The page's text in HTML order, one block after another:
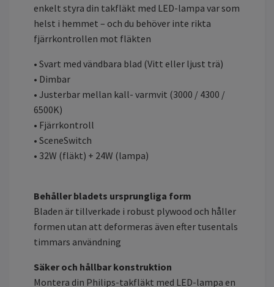
enkelt styra din takfläkt med LED-lampa var som
helst i hemmet – och du behöver inte rikta
fjärrkontrollen mot fläkten
• Svart med vändbara blad (Vitt eller ljust trä)
• Dimbar
• Justerbar mellan kall- varmvit (3000 / 4300 /
6500K)
• Fjärrkontroll
• SceneSwitch
• 32W (fläkt) + 24W (lampa)
Behåller bladets ursprungliga form
Bladen är tillverkade i robust plywood och håller
formen utan att deformeras även efter tusentals
timmars användning
Säker och hållbar konstruktion
Montera din Philips-takfläkt med LED-lampa en